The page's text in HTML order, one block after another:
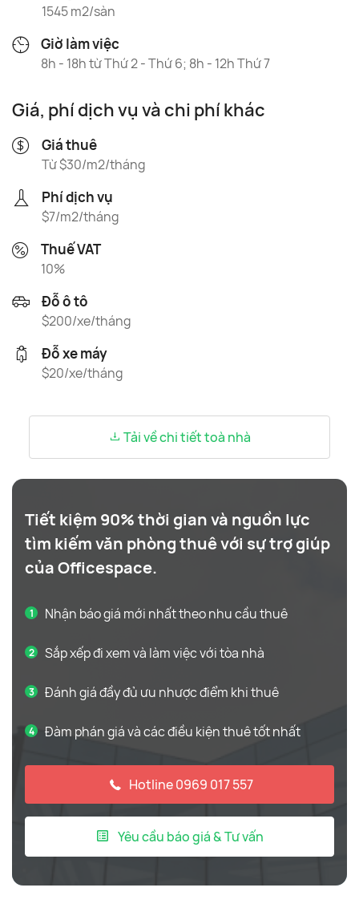
1545 m2/sàn
Giờ làm việc
8h - 18h từ Thứ 2 - Thứ 6; 8h - 12h Thứ 7
Giá, phí dịch vụ và chi phí khác
Giá thuê
Từ $30/m2/tháng
Phí dịch vụ
$7/m2/tháng
Thuế VAT
10%
Đỗ ô tô
$200/xe/tháng
Đỗ xe máy
$20/xe/tháng
Tải về chi tiết toà nhà
Tiết kiệm 90% thời gian và nguồn lực
tìm kiếm văn phòng thuê với sự trợ giúp
của Officespace.
Nhận báo giá mới nhất theo nhu cầu thuê
Sắp xếp đi xem và làm việc với tòa nhà
Đánh giá đầy đủ ưu nhược điểm khi thuê
Đàm phán giá và các điều kiện thuê tốt nhất
Hotline 0969 017 557
Yêu cầu báo giá & Tư vấn